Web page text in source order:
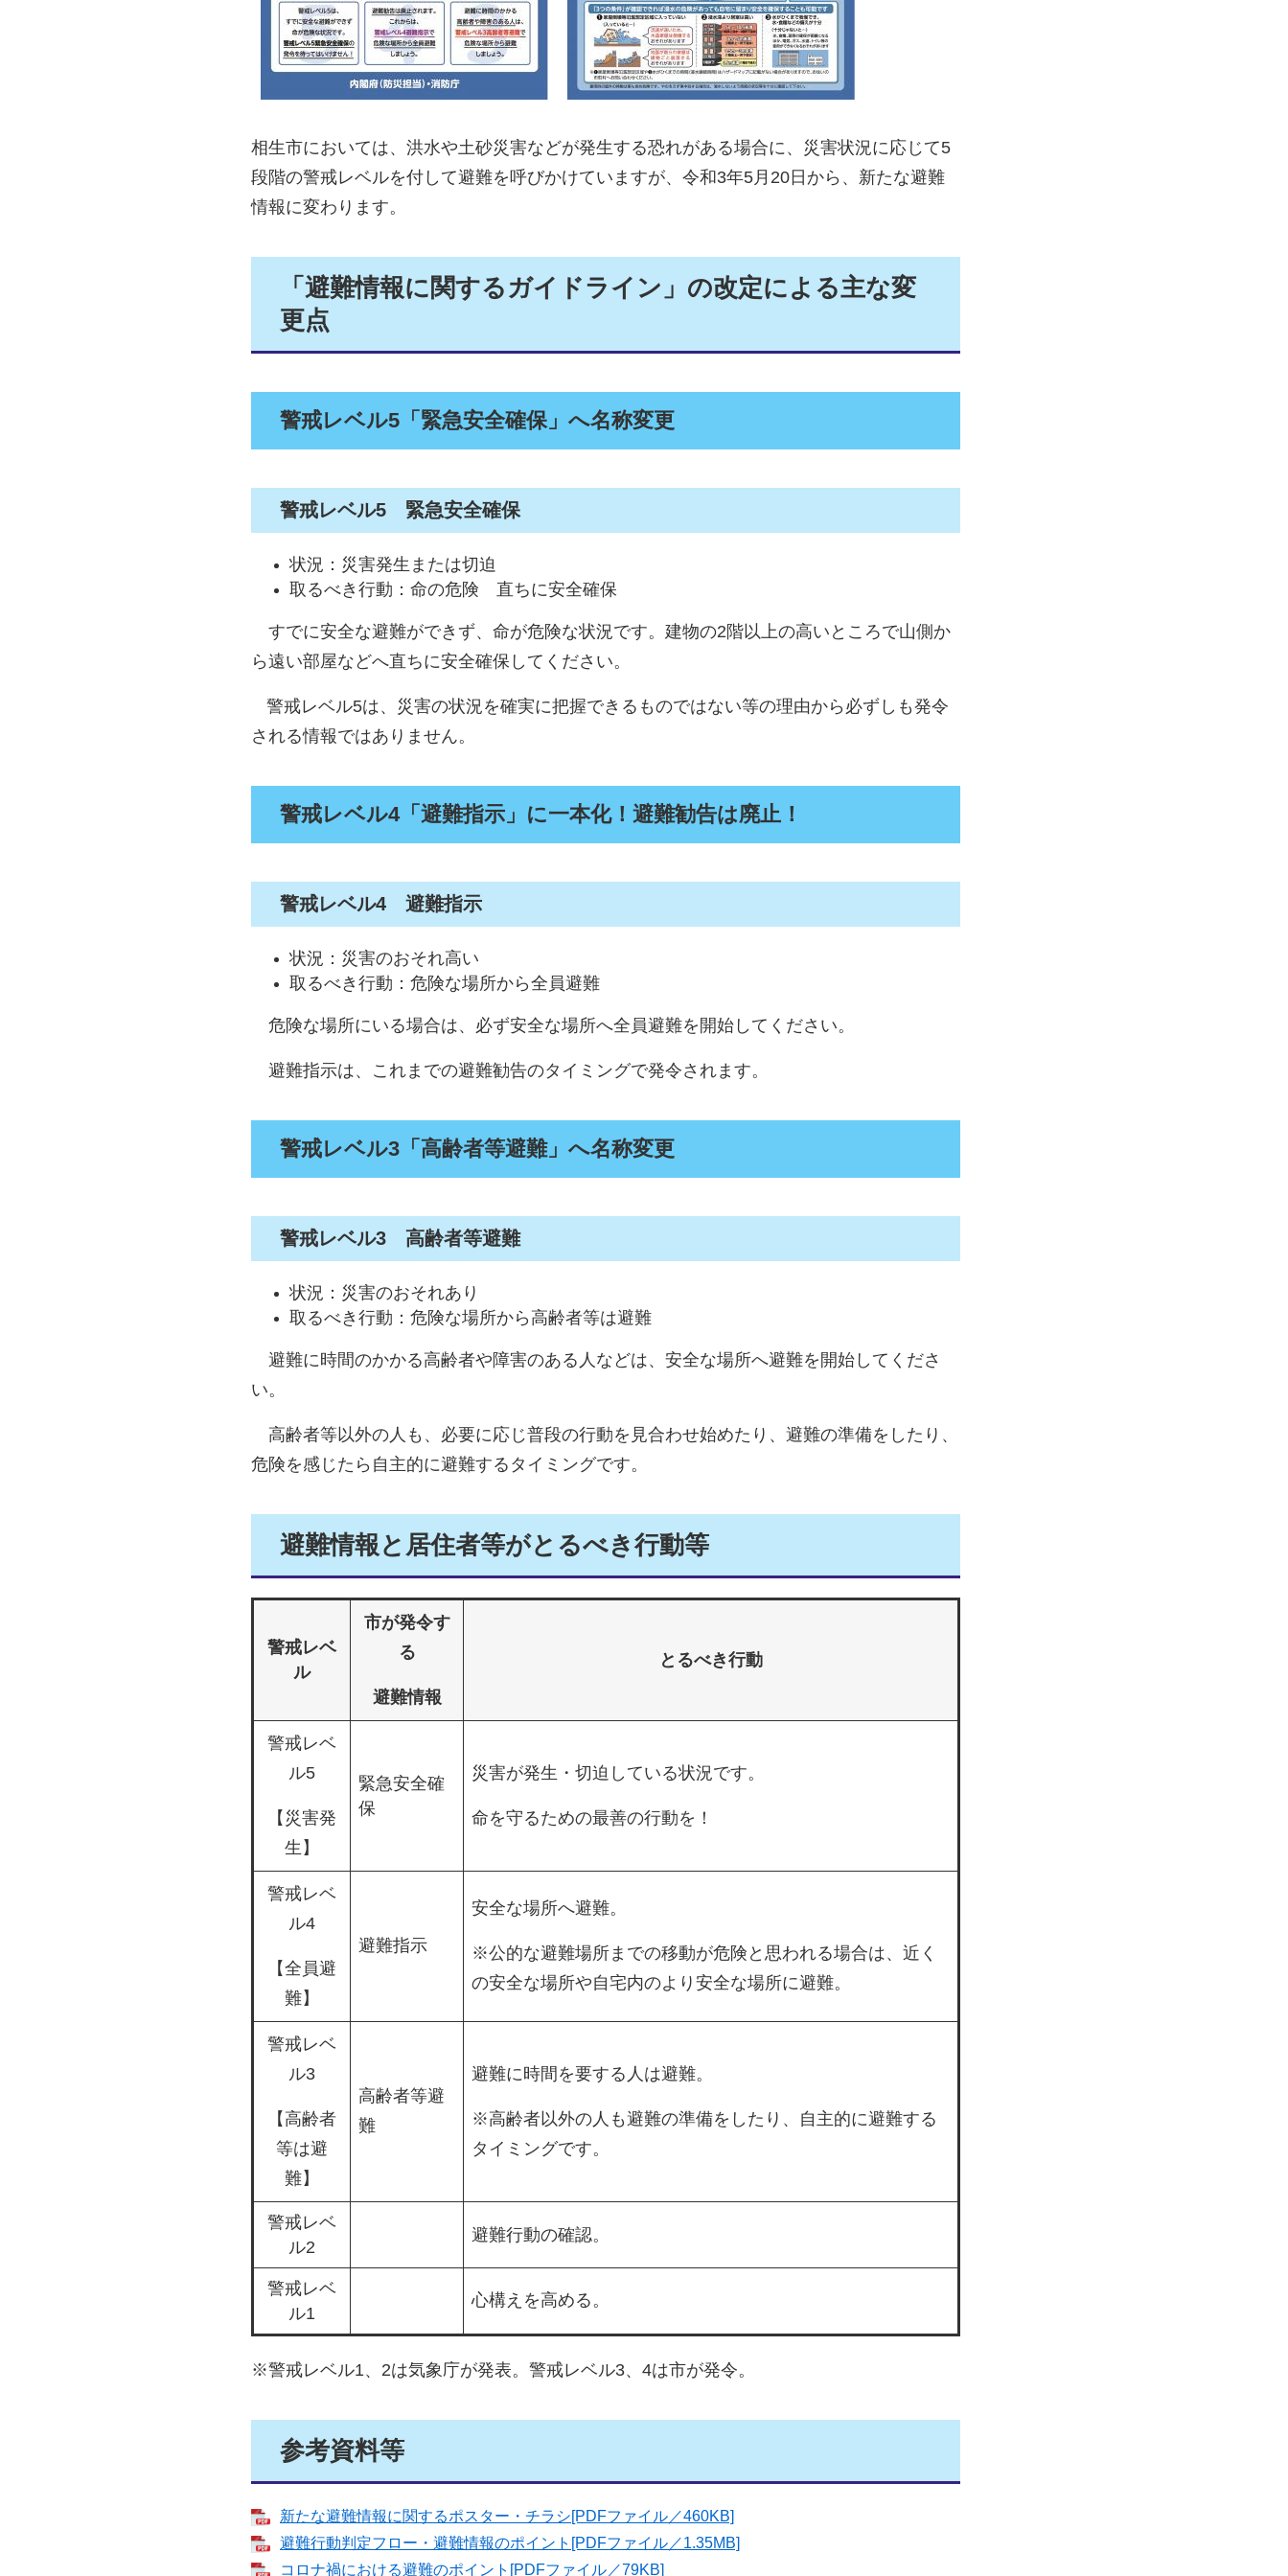
相生市においては、洪水や土砂災害などが発生する恐れがある場合に、災害状況に応じて5
段階の警戒レベルを付して避難を呼びかけていますが、令和3年5月20日から、新たな避難
情報に変わります。
「避難情報に関するガイドライン」の改定による主な変
更点
警戒レベル5「緊急安全確保」へ名称変更
警戒レベル5 緊急安全確保
状況：災害発生または切迫
取るべき行動：命の危険 直ちに安全確保
すでに安全な避難ができず、命が危険な状況です。建物の2階以上の高いところで山側か
ら遠い部屋などへ直ちに安全確保してください。
警戒レベル5は、災害の状況を確実に把握できるものではない等の理由から必ずしも発令
される情報ではありません。
警戒レベル4「避難指示」に一本化！避難勧告は廃止！
警戒レベル4 避難指示
状況：災害のおそれ高い
取るべき行動：危険な場所から全員避難
危険な場所にいる場合は、必ず安全な場所へ全員避難を開始してください。
避難指示は、これまでの避難勧告のタイミングで発令されます。
警戒レベル3「高齢者等避難」へ名称変更
警戒レベル3 高齢者等避難
状況：災害のおそれあり
取るべき行動：危険な場所から高齢者等は避難
避難に時間のかかる高齢者や障害のある人などは、安全な場所へ避難を開始してくださ
い。
高齢者等以外の人も、必要に応じ普段の行動を見合わせ始めたり、避難の準備をしたり、
危険を感じたら自主的に避難するタイミングです。
避難情報と居住者等がとるべき行動等
警戒レベ
ル
市が発令す
る
避難情報
とるべき行動
警戒レベ
ル5
【災害発
生】
緊急安全確
保
災害が発生・切迫している状況です。
命を守るための最善の行動を！
警戒レベ
ル4
【全員避
難】
避難指示
安全な場所へ避難。
※公的な避難場所までの移動が危険と思われる場合は、近く
の安全な場所や自宅内のより安全な場所に避難。
警戒レベ
ル3
【高齢者
等は避
難】
高齢者等避
難
避難に時間を要する人は避難。
※高齢者以外の人も避難の準備をしたり、自主的に避難する
タイミングです。
警戒レベ
ル2
避難行動の確認。
警戒レベ
ル1
心構えを高める。
※警戒レベル1、2は気象庁が発表。警戒レベル3、4は市が発令。
参考資料等
新たな避難情報に関するポスター・チラシ[PDFファイル／460KB]
避難行動判定フロー・避難情報のポイント[PDFファイル／1.35MB]
コロナ禍における避難のポイント[PDFファイル／79KB]